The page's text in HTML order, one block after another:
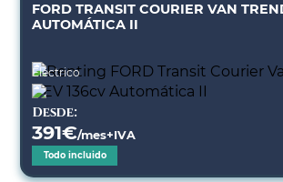
FORD TRANSIT COURIER VAN
AUTOMÁTICA II
Eléctrico
Desde:
391€/mes+IVA
Todo incluido